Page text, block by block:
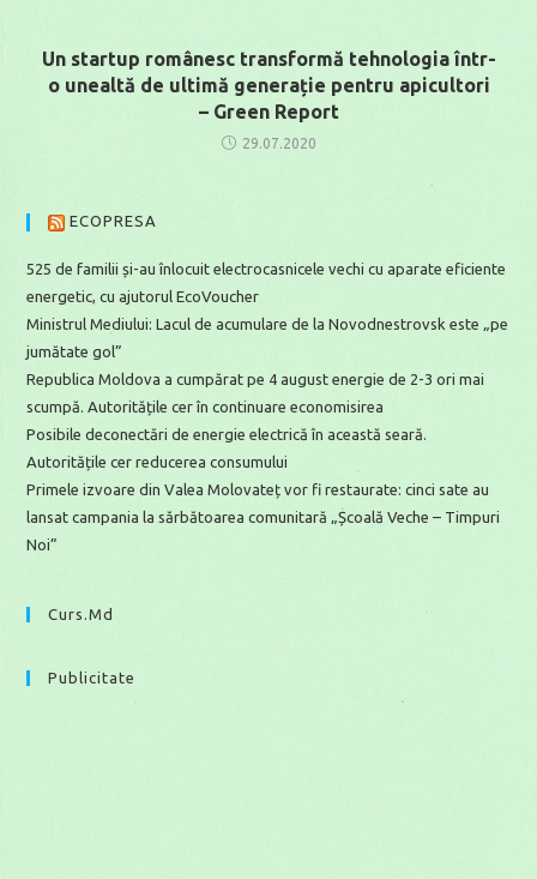
Un startup românesc transformă tehnologia într-
o unealtă de ultimă generație pentru apicultori
– Green Report
29.07.2020
ECOPRESA
525 de familii și-au înlocuit electrocasnicele vechi cu aparate eficiente
energetic, cu ajutorul EcoVoucher
Ministrul Mediului: Lacul de acumulare de la Novodnestrovsk este „pe
jumătate gol”
Republica Moldova a cumpărat pe 4 august energie de 2-3 ori mai
scumpă. Autoritățile cer în continuare economisirea
Posibile deconectări de energie electrică în această seară.
Autoritățile cer reducerea consumului
Primele izvoare din Valea Molovateț vor fi restaurate: cinci sate au
lansat campania la sărbătoarea comunitară „Școală Veche – Timpuri
Noi”
Curs.md
Publicitate